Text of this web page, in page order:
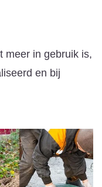
meer in gebruik is,
en bij